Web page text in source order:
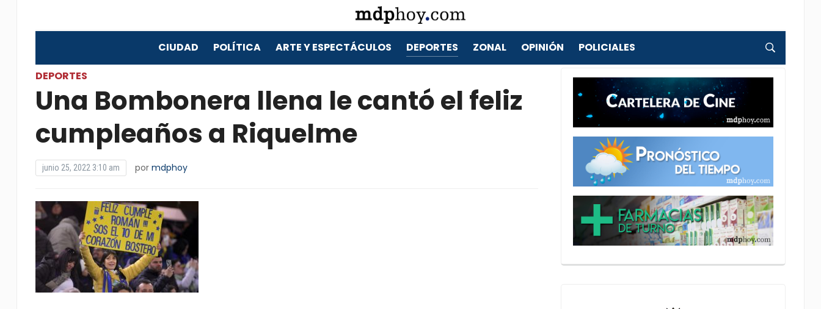
CIUDAD POLÍTICA ARTE Y ESPECTÁCULOS DEPORTES ZONAL OPINIÓN POLICIALES
DEPORTES
Una Bombonera llena le cantó el feliz
cumpleaños a Riquelme
junio 25, 2022 3:10 am por mdphoy